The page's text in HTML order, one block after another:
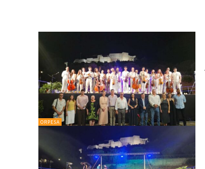
ORPESA